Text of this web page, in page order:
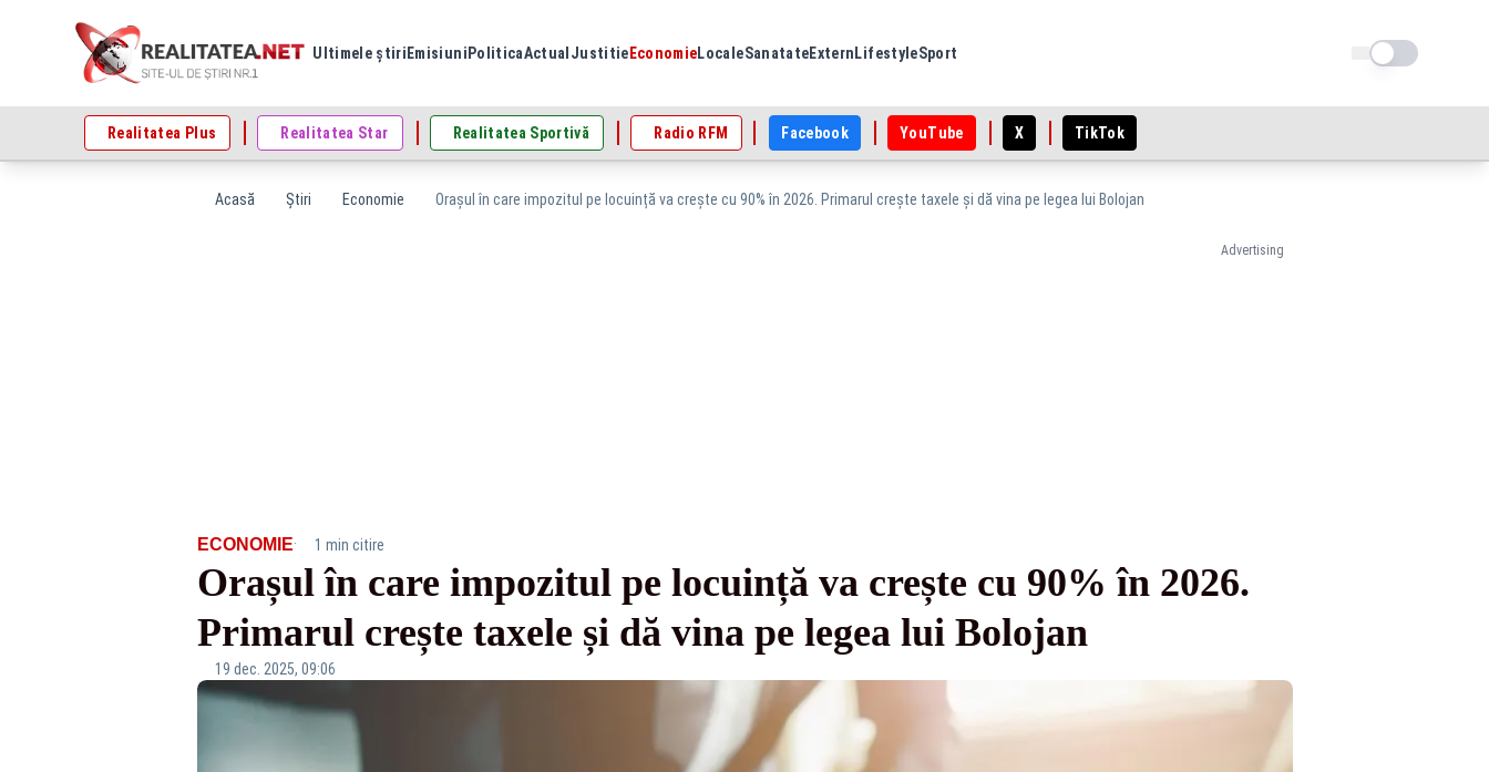
Ultimele știri Emisiuni PoliticaActual Justitie EconomieLocaleSanatateExtern LifestyleSport Schimba tema
Realitatea Plus Realitatea Star Realitatea Sportivă Radio RFM Facebook YouTube X TikTok
Acasă Știri Economie Orașul în care impozitul pe locuință va crește cu 90% în 2026. Primarul crește taxele și dă vina pe legea lui Bolojan
Advertising
ECONOMIE· 1 min citire
Orașul în care impozitul pe locuință va crește cu 90% în 2026.
Primarul crește taxele și dă vina pe legea lui Bolojan
19 dec. 2025, 09:06